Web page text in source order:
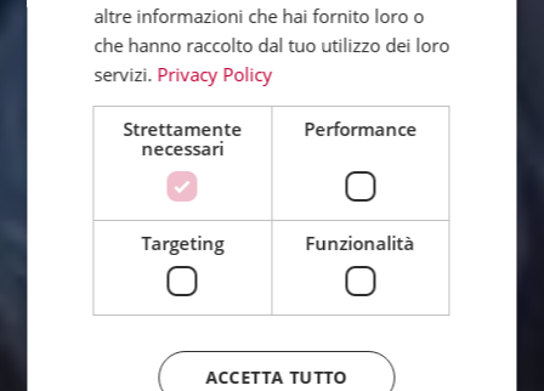
altre informazioni che hai fornito loro o
che hanno raccolto dal tuo utilizzo dei loro
servizi. Privacy Policy
Strettamente
necessari
Performance
Targeting Funzionalità
ACCETTA TUTTO